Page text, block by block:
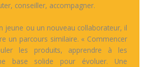
conseiller, accompagner.
jeune ou un nouveau collaborateur, il
un parcours similaire. « Commencer
les produits, apprendre à les
base solide pour évoluer. Une